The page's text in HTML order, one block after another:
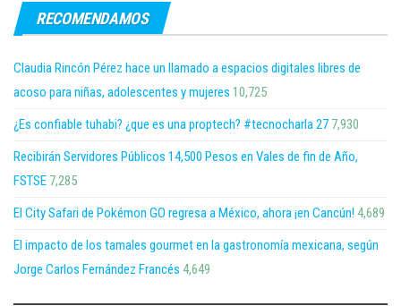
RECOMENDAMOS
Claudia Rincón Pérez hace un llamado a espacios digitales libres de
acoso para niñas, adolescentes y mujeres 10,725
¿Es confiable tuhabi? ¿que es una proptech? #tecnocharla 27 7,930
Recibirán Servidores Públicos 14,500 Pesos en Vales de fin de Año,
FSTSE 7,285
El City Safari de Pokémon GO regresa a México, ahora ¡en Cancún! 4,689
El impacto de los tamales gourmet en la gastronomía mexicana, según
Jorge Carlos Fernández Francés 4,649